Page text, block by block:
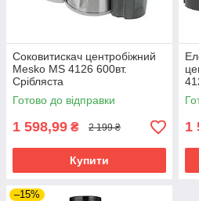
Соковитискач центробіжний
Mesko MS 4126 600вт.
Срібляста
Готово до відправки
1 598,99 ₴ 2 199 ₴
Купити
1
–15%